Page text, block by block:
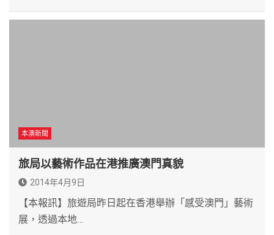
本澳新聞
旅局以藝術作品在港推廣澳門真貌
2014年4月9日
【本報訊】旅遊局昨日起在香港舉辦「感受澳門」藝術
展，透過本地…